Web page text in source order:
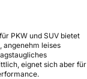
PKW und SUV bietet
angenehm leises
eignet sich aber für